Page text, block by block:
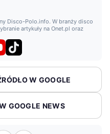
Disco-Polo.info. W branży disco
artykuły na Onet.pl oraz
W GOOGLE
GOOGLE NEWS